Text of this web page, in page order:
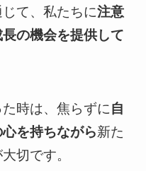
て、私たちに注意
の機会を提供して
時は、焦らずに自
を持ちながら新た
切です。